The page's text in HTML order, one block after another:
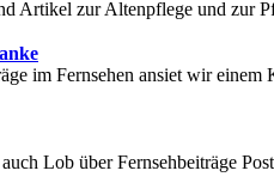
Artikel zur Altenpflege und zur
im Fernsehen ansiet wir
Lob über Fernsehbeiträge